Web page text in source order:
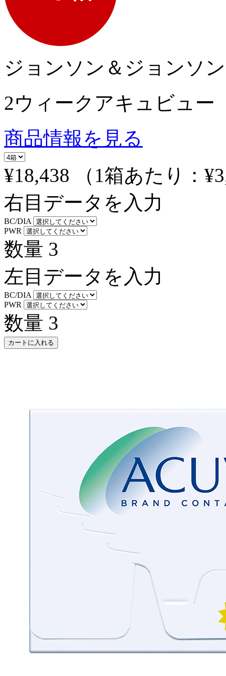
ジョンソン＆ジョンソン
2ウィークアキュビュー
商品情報を見る
¥18,438
（1箱あたり：
右目データを入力
BC/DIA
PWR
数量 3
左目データを入力
BC/DIA
PWR
数量 3
カートに入れる